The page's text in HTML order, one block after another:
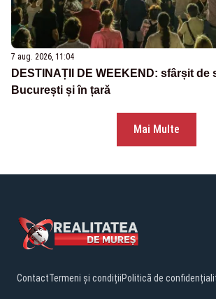
7 aug. 2026, 11:04
DESTINAȚII DE WEEKEND: sfârșit de
București și în țară
Mai Multe
ContactTermeni și condițiiPolitică de